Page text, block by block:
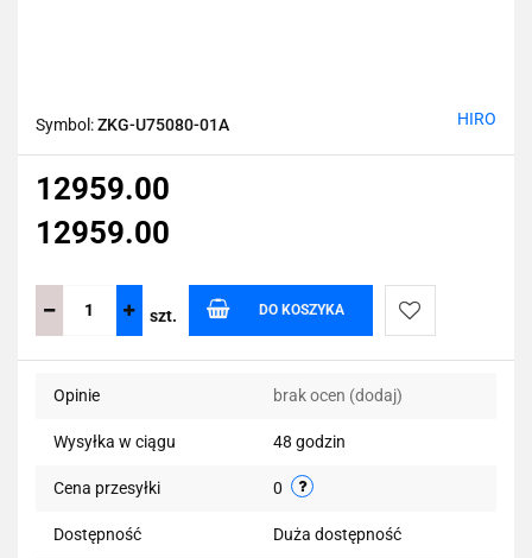
Symbol:ZKG-U75080-01A HIRO
12959.00
12959.00
szt. DO KOSZYKA
Do
Opinie brak ocen (dodaj)
Wysyłka w ciągu 48 godzin
Cena przesyłki 0
Dostępność Duża dostępność